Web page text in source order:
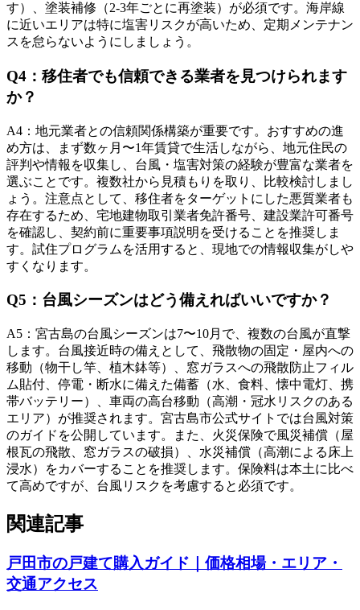
す）、塗装補修（2-3年ごとに再塗装）が必須です。海岸線
に近いエリアは特に塩害リスクが高いため、定期メンテナン
スを怠らないようにしましょう。
Q4 ： 移住者でも信頼できる業者を見つけられます
か？
A4 ： 地元業者との信頼関係構築が重要です。おすすめの進
め方は、まず数ヶ月〜1年賃貸で生活しながら、地元住民の
評判や情報を収集し、台風・塩害対策の経験が豊富な業者を
選ぶことです。複数社から見積もりを取り、比較検討しまし
ょう。注意点として、移住者をターゲットにした悪質業者も
存在するため、宅地建物取引業者免許番号、建設業許可番号
を確認し、契約前に重要事項説明を受けることを推奨しま
す。試住プログラムを活用すると、現地での情報収集がしや
すくなります。
Q5 ： 台風シーズンはどう備えればいいですか？
A5 ： 宮古島の台風シーズンは7〜10月で、複数の台風が直撃
します。台風接近時の備えとして、飛散物の固定・屋内への
移動（物干し竿、植木鉢等）、窓ガラスへの飛散防止フィル
ム貼付、停電・断水に備えた備蓄（水、食料、懐中電灯、携
帯バッテリー）、車両の高台移動（高潮・冠水リスクのある
エリア）が推奨されます。宮古島市公式サイトでは台風対策
のガイドを公開しています。また、火災保険で風災補償（屋
根瓦の飛散、窓ガラスの破損）、水災補償（高潮による床上
浸水）をカバーすることを推奨します。保険料は本土に比べ
て高めですが、台風リスクを考慮すると必須です。
関連記事
戸田市の戸建て購入ガイド｜価格相場・エリア・
交通アクセス